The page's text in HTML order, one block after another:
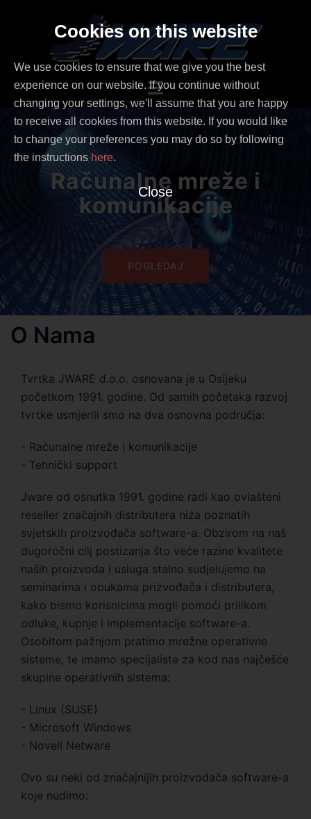
Cookies on this website
We use cookies to ensure that we give you the best
experience on our website. If you continue without
changing your settings, we'll assume that you are happy
to receive all cookies from this website. If you would like
to change your preferences you may do so by following
the instructions here.
Close
Toggle
menu
Računalne mreže i
komunikacije
POGLEDAJ
O Nama
Tvrtka JWARE d.o.o. osnovana je u Osijeku
početkom 1991. godine. Od samih početaka razvoj
tvrtke usmjerili smo na dva osnovna područja:
- Računalne mreže i komunikacije
- Tehnički support
Jware od osnutka 1991. godine radi kao ovlašteni
reseller značajnih distributera niza poznatih
svjetskih proizvođača software-a. Obzirom na naš
dugoročni cilj postizanja što veće razine kvalitete
naših proizvoda i usluga stalno sudjelujemo na
seminarima i obukama prizvođača i distributera,
kako bismo korisnicima mogli pomoći prilikom
odluke, kupnje i implementacije software-a.
Osobitom pažnjom pratimo mrežne operativne
sisteme, te imamo specijaliste za kod nas najčešće
skupine operativnih sistema:
- Linux (SUSE)
- Microsoft Windows
- Novell Netware
Ovo su neki od značajnijih proizvođača software-a
koje nudimo: